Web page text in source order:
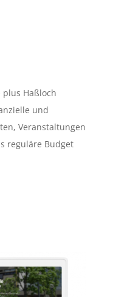
plus Haßloch
und
Veranstaltungen
reguläre Budget